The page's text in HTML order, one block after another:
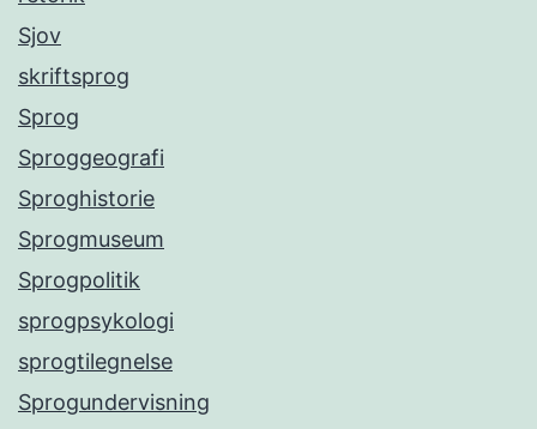
Sjov
skriftsprog
Sprog
Sproggeografi
Sproghistorie
Sprogmuseum
Sprogpolitik
sprogpsykologi
sprogtilegnelse
Sprogundervisning